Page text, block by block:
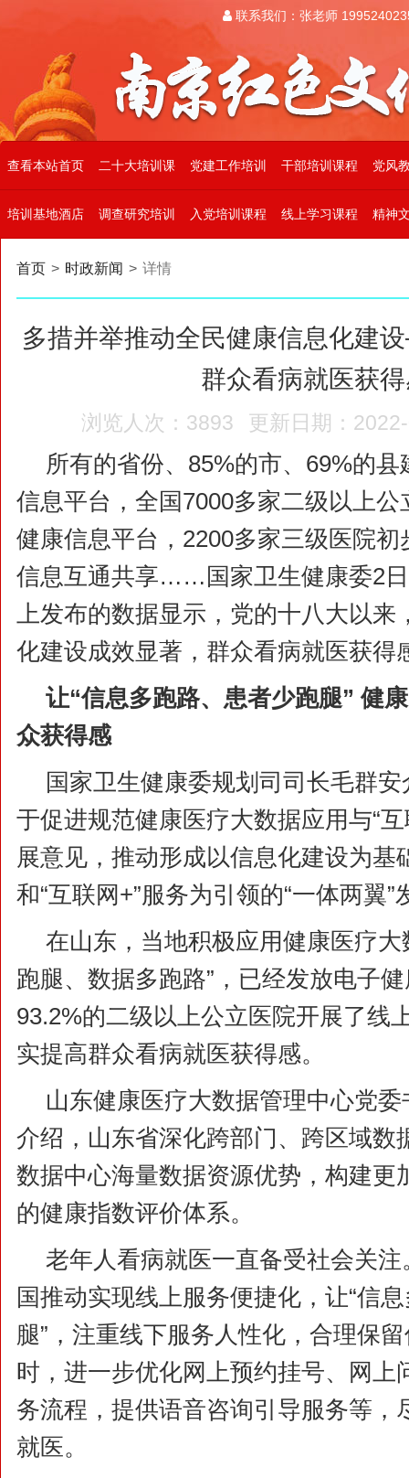
联系我们：张老师
查看本站首页 二十大培训课 党建工作培训 干部培训课程 党风
培训基地酒店 调查研究培训 入党培训课程 线上学习课程 精神
首页 > 时政新闻 > 详情
多措并举推动全民健康信息化建
群众看病就医获
浏览人次：3893 更新日期：
所有的省份、85%的市、69%的
信息平台，全国7000多家二级以上
健康信息平台，2200多家三级医院
信息互通共享……国家卫生健康委2
上发布的数据显示，党的十八大以来
化建设成效显著，群众看病就医获得
让“信息多跑路、患者少跑腿” 健
众获得感
国家卫生健康委规划司司长毛群
于促进规范健康医疗大数据应用与“
展意见，推动形成以信息化建设为基
和“互联网+”服务为引领的“一体两翼”
在山东，当地积极应用健康医疗大
跑腿、数据多跑路”，已经发放电子
93.2%的二级以上公立医院开展了线
实提高群众看病就医获得感。
山东健康医疗大数据管理中心党
介绍，山东省深化跨部门、跨区域数
数据中心海量数据资源优势，构建更
的健康指数评价体系。
老年人看病就医一直备受社会关
国推动实现线上服务便捷化，让“信
腿”，注重线下服务人性化，合理保
时，进一步优化网上预约挂号、网上
务流程，提供语音咨询引导服务等，
就医。